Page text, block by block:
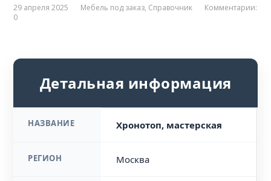
29 апреля 2025 Мебель под заказ, Справочник
Комментарии:
0
Детальная информация
НАЗВАНИЕ Хронотоп, мастерская
РЕГИОН Москва